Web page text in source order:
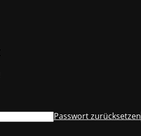
Passwort zurücksetzen